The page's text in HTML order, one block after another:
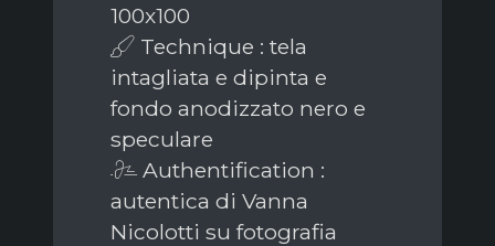
100x100
Technique : tela
intagliata e dipinta e
fondo anodizzato nero e
speculare
Authentification :
autentica di Vanna
Nicolotti su fotografia